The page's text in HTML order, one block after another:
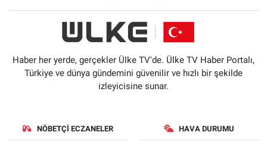
Haber her yerde, gerçekler Ülke TV'de. Ülke TV Haber Portalı,
Türkiye ve dünya gündemini güvenilir ve hızlı bir şekilde
izleyicisine sunar.
NÖBETÇI ECZANELER HAVA DURUMU